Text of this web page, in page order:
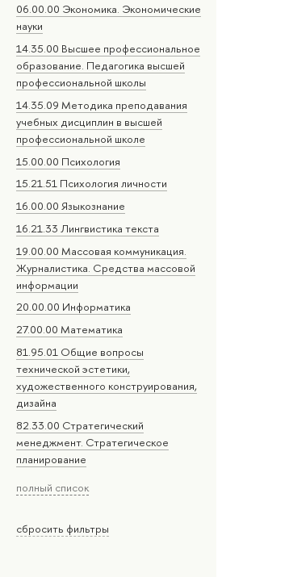
06.00.00 Экономика. Экономические
науки
14.35.00 Высшее профессиональное
образование. Педагогика высшей
профессиональной школы
14.35.09 Методика преподавания
учебных дисциплин в высшей
профессиональной школе
15.00.00 Психология
15.21.51 Психология личности
16.00.00 Языкознание
16.21.33 Лингвистика текста
19.00.00 Массовая коммуникация.
Журналистика. Средства массовой
информации
20.00.00 Информатика
27.00.00 Математика
81.95.01 Общие вопросы
технической эстетики,
художественного конструирования,
дизайна
82.33.00 Стратегический
менеджмент. Стратегическое
планирование
полный список
сбросить фильтры